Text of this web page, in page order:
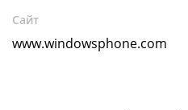
Сайт
www.windowsphone.com